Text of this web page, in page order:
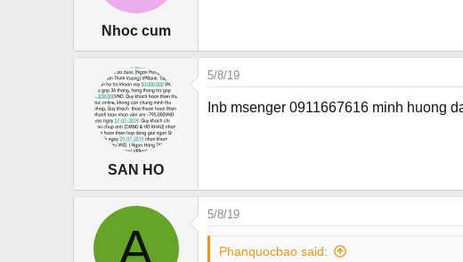
Nhoc cum
SAN HO
5/8/19
Inb msenger 0911667616 minh huong
A
5/8/19
Phanquocbao said: